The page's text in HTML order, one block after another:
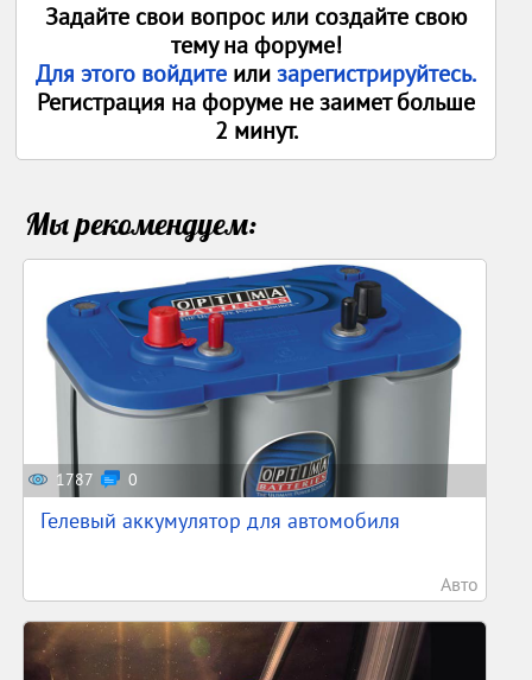
Задайте свои вопрос или создайте свою
тему на форуме!
Для этого войдите илизарегистрируйтесь.
Регистрация на форуме не заимет больше
2 минут.
Мы рекомендуем:
1787 0
Гелевый аккумулятор для автомобиля
Авто